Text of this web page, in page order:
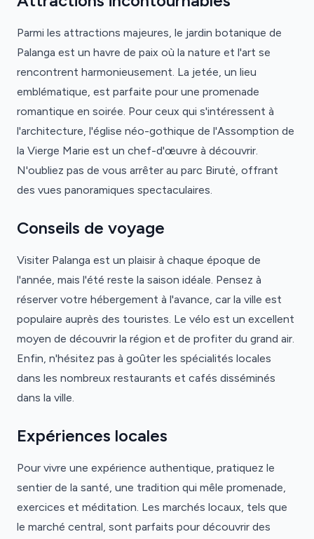
Parmi les attractions majeures, le jardin botanique de
Palanga est un havre de paix où la nature et l'art se
rencontrent harmonieusement. La jetée, un lieu
emblématique, est parfaite pour une promenade
romantique en soirée. Pour ceux qui s'intéressent à
l'architecture, l'église néo-gothique de l'Assomption de
la Vierge Marie est un chef-d'œuvre à découvrir.
N'oubliez pas de vous arrêter au parc Birutė, offrant
des vues panoramiques spectaculaires.
Conseils de voyage
Visiter Palanga est un plaisir à chaque époque de
l'année, mais l'été reste la saison idéale. Pensez à
réserver votre hébergement à l'avance, car la ville est
populaire auprès des touristes. Le vélo est un excellent
moyen de découvrir la région et de profiter du grand air.
Enfin, n'hésitez pas à goûter les spécialités locales
dans les nombreux restaurants et cafés disséminés
dans la ville.
Expériences locales
Pour vivre une expérience authentique, pratiquez le
sentier de la santé, une tradition qui mêle promenade,
exercices et méditation. Les marchés locaux, tels que
le marché central, sont parfaits pour découvrir des